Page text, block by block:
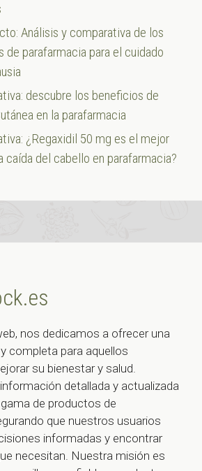
Análisis y comparativa de los
de parafarmacia para el cuidado
descubre los beneficios de
en la parafarmacia
¿Regaxidil 50 mg es el mejor
caída del cabello en parafarmacia?
nos dedicamos a ofrecer una
completa para aquellos
su bienestar y salud.
detallada y actualizada
de productos de
que nuestros usuarios
informadas y encontrar
necesitan. Nuestra misión es